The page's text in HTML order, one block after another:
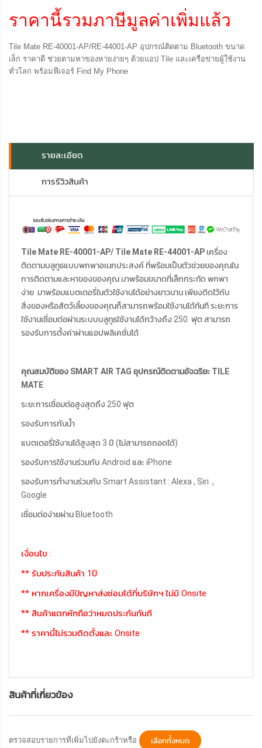
ราคานี้รวมภาษีมูลค่าเพิ่มแล้ว
Tile Mate RE-40001-AP/RE-44001-AP อุปกรณ์ติดตาม Bluetooth ขนาด
เล็ก ราคาดี ช่วยตามหาของหายง่ายๆ ด้วยแอป Tile และเครือข่ายผู้ใช้งาน
ทั่วโลก พร้อมฟีเจอร์ Find My Phone
รายละเอียด
การรีวิวสินค้า
Tile Mate RE-40001-AP/ Tile Mate RE-44001-AP เครื่อง
ติดตามบลูทูธแบบพกพาอเนกประสงค์ ที่พร้อมเป็นตัวช่วยของคุณใน
การติดตามและหาของของคุณ มาพร้อมขนาดที่เล็กกระทัด พกพา
ง่าย มาพร้อมแบตเตอรี่ในตัวใช้งานได้อย่างยาวนาน เพียงติดไว้กับ
สิ่งของหรือสัตว์เลี้ยงของคุณก็สามารถพร้อมใช้งานได้ทันที ระยะการ
ใช้งานเชื่อมต่อผ่านระบบบลูทูธใช้งานได้กว้างถึง 250 ฟุต สามารถ
รองรับการตั้งค่าผ่านแอปพลิเคชั่นได้
คุณสมบัติของ SMART AIR TAG อุปกรณ์ติดตามอัจฉริยะ TILE
MATE
ระยะการเชื่อมต่อสูงสุดถึง 250 ฟุต
รองรับการกันน้ำ
แบตเตอรี่ใช้งานได้สูงสุด 3 ปี (ไม่สามารถถอดได้)
รองรับการใช้งานร่วมกับ Android และ iPhone
รองรับการทำงานร่วมกับ Smart Assistant : Alexa , Siri ,
Google
เชื่อมต่อง่ายผ่าน Bluetooth
เงื่อนไข :
** รับประกันสินค้า 1ปี
** หากเครื่องมีปัญหาส่งซ่อมได้ที่บริษัทฯ ไม่มี Onsite
** สินค้าแตกหักถือว่าหมดประกันทันที
** ราคานี้ไม่รวมติดตั้งและ Onsite
สินค้าที่เกี่ยวข้อง
ตรวจสอบรายการที่เพิ่มไปยังตะกร้าหรือ เลือกทั้งหมด